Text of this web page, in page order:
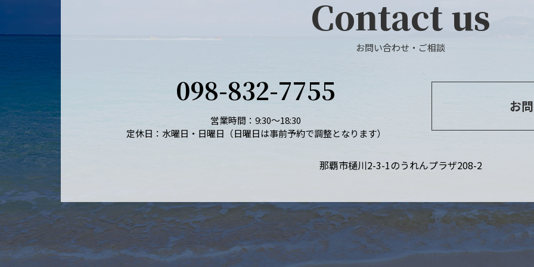
Contact us
お問い合わせ・ご相談
098-832-7755
営業時間：9:30～18:30
定休日：水曜日・日曜日（日曜日は事前予約で調整となります）
お
那覇市樋川2-3-1のうれんプラザ208-2